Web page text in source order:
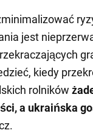
jest
kiedy
rolników
a ukraińska